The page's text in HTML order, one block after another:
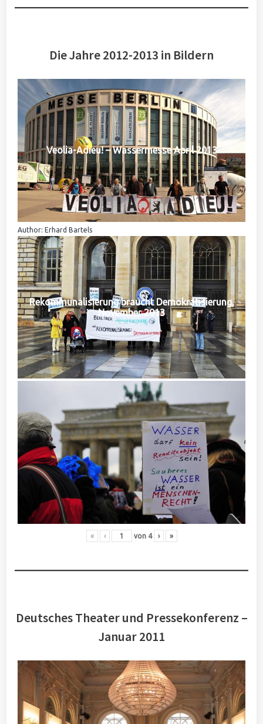
Die Jahre 2012-2013 in Bildern
Veolia-Adieu! – Wassermesse April 2013
Author: Erhard Bartels
Rekommunalisierung braucht Demokratisierung,
November 2013
« ‹ von 4 › »
Deutsches Theater und Pressekonferenz –
Januar 2011